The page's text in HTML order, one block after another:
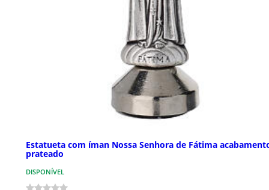
Estatueta com íman Nossa Senhora de Fátima
prateado
DISPONÍVEL